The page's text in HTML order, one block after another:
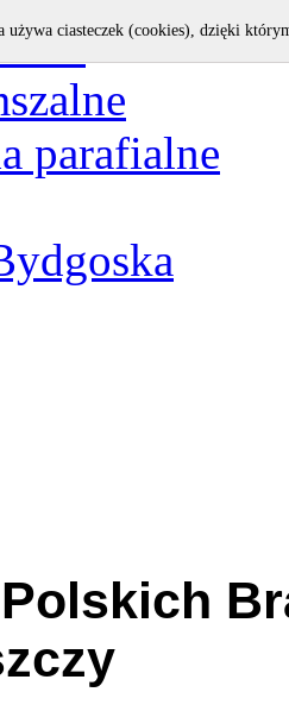
parafialne
używa ciasteczek (cookies), dzięki